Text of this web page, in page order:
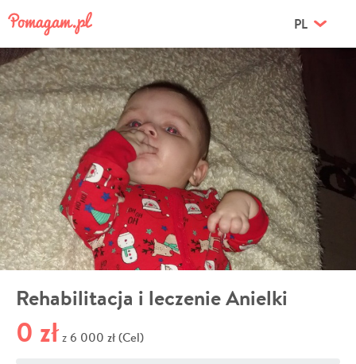
PL
Rehabilitacja i leczenie Anielki
0 zł z 6 000 zł (Cel)